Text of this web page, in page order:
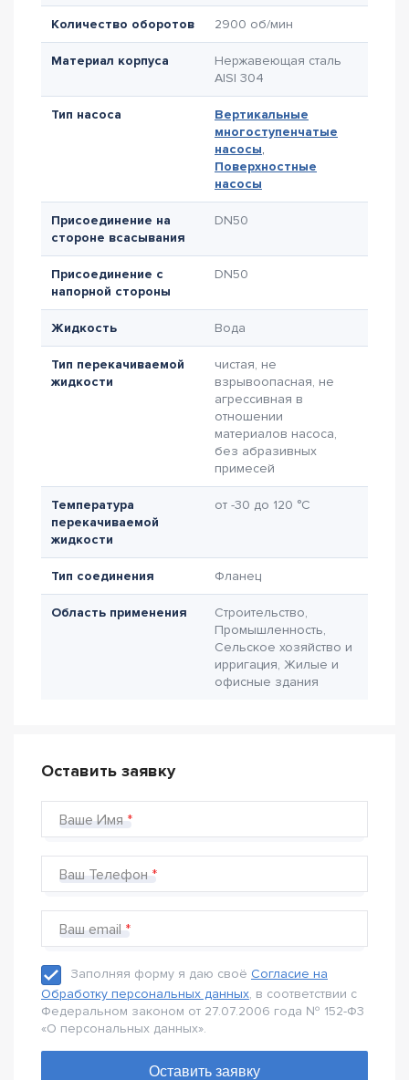
Количество оборотов 2900 об/мин
Материал корпуса
Нержавеющая сталь
AISI 304
Тип насоса
Вертикальные
многоступенчатые
насосы,
Поверхностные
насосы
Присоединение на
стороне всасывания
DN50
Присоединение с
напорной стороны
DN50
Жидкость Вода
Тип перекачиваемой
жидкости
чистая, не
взрывоопасная, не
агрессивная в
отношении
материалов насоса,
без абразивных
примесей
Температура
перекачиваемой
жидкости
от -30 до 120 °C
Тип соединения Фланец
Область применения
Строительство,
Промышленность,
Сельское хозяйство и
ирригация, Жилые и
офисные здания
Оставить заявку
Ваше Имя
Ваш Телефон
Ваш email
Заполняя форму я даю своё Согласие на
Обработку персональных данных, в соответствии с
Федеральном законом от 27.07.2006 года № 152-Ф3
«О персональных данных».